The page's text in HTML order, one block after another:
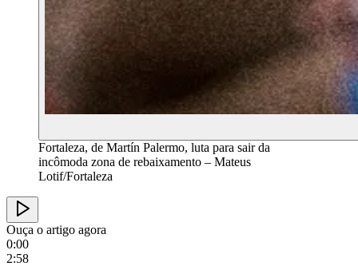
Fortaleza, de Martín Palermo, luta para sair da
incômoda zona de rebaixamento – Mateus
Lotif/Fortaleza
Ouça o artigo agora
0:00
2:58